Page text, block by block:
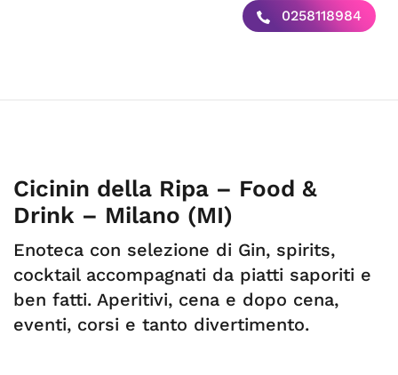
0258118984
Cicinin della Ripa – Food &
Drink – Milano (MI)
Enoteca con selezione di Gin, spirits,
cocktail accompagnati da piatti saporiti e
ben fatti. Aperitivi, cena e dopo cena,
eventi, corsi e tanto divertimento.